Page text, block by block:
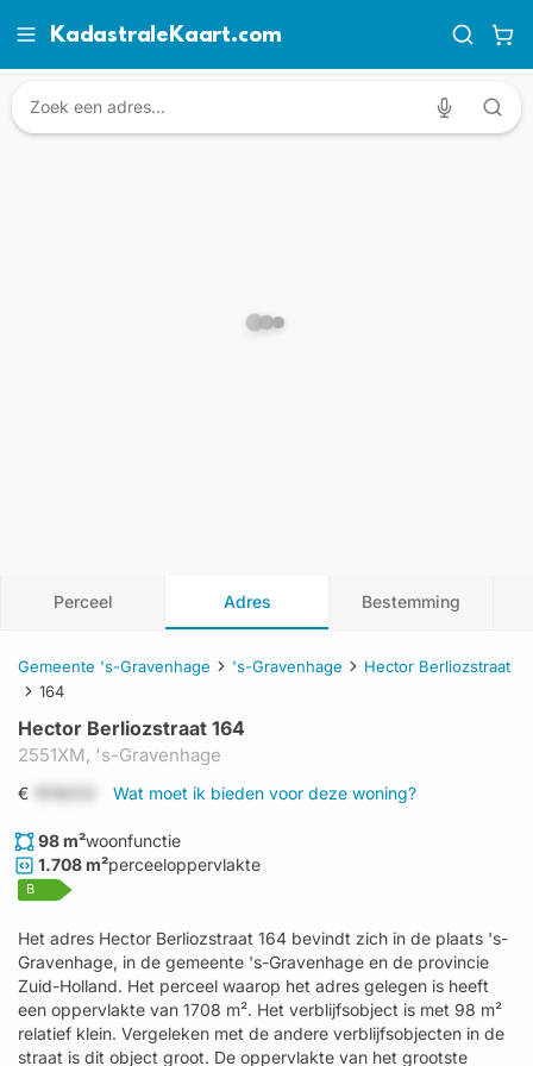
KadastraleKaart.com
Perceel Adres Bestemming
Gemeente 's-Gravenhage 's-Gravenhage
Hector Berliozstraat
164
Hector Berliozstraat 164
2551XM, 's-Gravenhage
€ Wat moet ik bieden voor deze woning?
98 m²woonfunctie
1.708 m²perceeloppervlakte
B
Het adres Hector Berliozstraat 164 bevindt zich in de plaats 's-
Gravenhage, in de gemeente 's-Gravenhage en de provincie
Zuid-Holland. Het perceel waarop het adres gelegen is heeft
een oppervlakte van 1708 m². Het verblijfsobject is met 98 m²
relatief klein. Vergeleken met de andere verblijfsobjecten in de
straat is dit object groot. De oppervlakte van het grootste